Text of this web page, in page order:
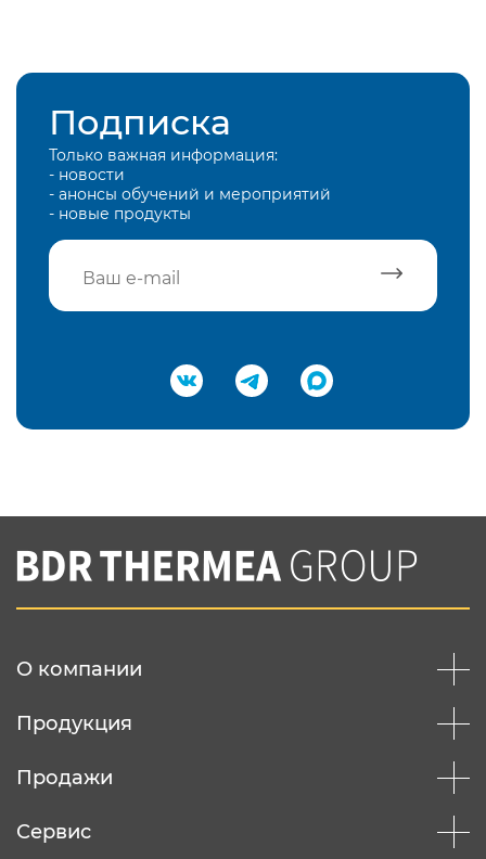
Подписка
Только важная информация:
- новости
- анонсы обучений и мероприятий
- новые продукты
Подтвердить e-mail
Вы соглашаетесь с нашей политикой
конфеденциальности
О компании
Продукция
Продажи
Сервис